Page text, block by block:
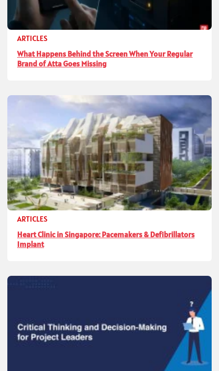
ARTICLES
What Happens Behind the Screen When Your Regular
Brand of Atta Goes Missing
ARTICLES
Heart Clinic in Singapore: Pacemakers & Defibrillators
Implant